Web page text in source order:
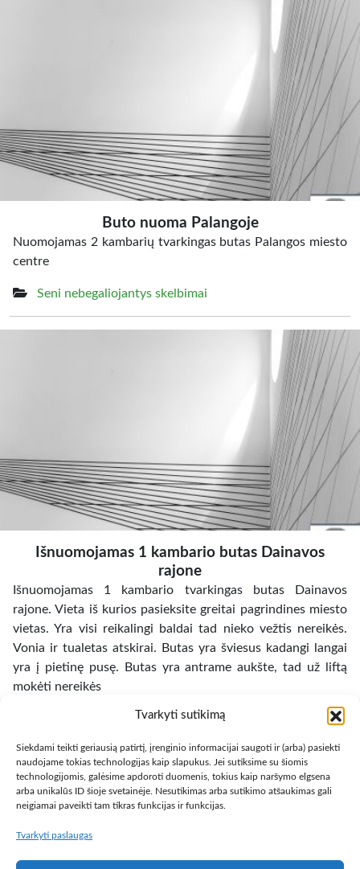
Tvarkyti sutikimą
Siekdami teikti geriausią patirtį, įrenginio informacijai saugoti ir (arba) pasiekti
naudojame tokias technologijas kaip slapukus. Jei sutiksime su šiomis
technologijomis, galėsime apdoroti duomenis, tokius kaip naršymo elgsena
arba unikalūs ID šioje svetainėje. Nesutikimas arba sutikimo atšaukimas gali
neigiamai paveikti tam tikras funkcijas ir funkcijas.
Tvarkyti paslaugas
Buto nuoma Palangoje
Nuomojamas 2 kambarių tvarkingas butas Palangos miesto
centre
Seni nebegaliojantys skelbimai
Išnuomojamas 1 kambario butas Dainavos
rajone
Išnuomojamas 1 kambario tvarkingas butas Dainavos
rajone. Vieta iš kurios pasieksite greitai pagrindines miesto
vietas. Yra visi reikalingi baldai tad nieko vežtis nereikės.
Vonia ir tualetas atskirai. Butas yra šviesus kadangi langai
yra į pietinę pusę. Butas yra antrame aukšte, tad už liftą
mokėti nereikės
Seni nebegaliojantys skelbimai
« Atgal Toliau »
Copyright © 2013 – 2026